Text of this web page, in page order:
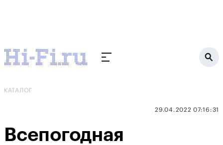
КАТАЛОГ
29.04.2022 07:16:31
Всепогодная